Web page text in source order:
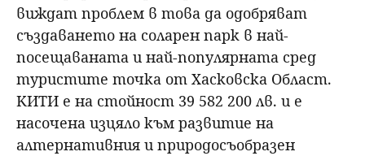
виждат проблем в това да одобряват
създаването на соларен парк в най-
посещаваната и най-популярната сред
туристите точка от Хасковска Област.
КИТИ е на стойност 39 582 200 лв. и е
насочена изцяло към развитие на
алтернативния и природосъобразен